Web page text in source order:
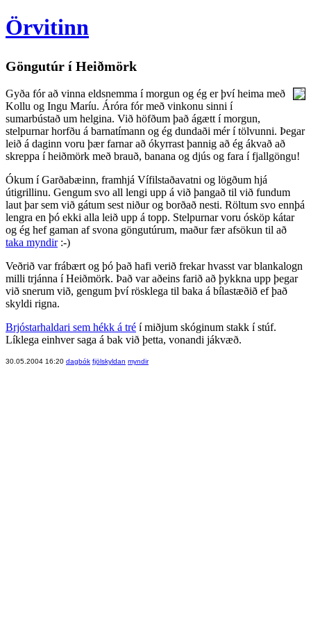
Örvitinn
Göngutúr í Heiðmörk
Gyða fór að vinna eldsnemma í morgun og ég er því heima með
Kollu og Ingu Maríu. Áróra fór með vinkonu sinni í
sumarbústað um helgina. Við höfðum það ágætt í morgun,
stelpurnar horfðu á barnatímann og ég dundaði mér í tölvunni. Þegar
leið á daginn voru þær farnar að ókyrrast þannig að ég ákvað að
skreppa í heiðmörk með brauð, banana og djús og fara í fjallgöngu!
Ókum í Garðabæinn, framhjá Vífilstaðavatni og lögðum hjá
útigrillinu. Gengum svo all lengi upp á við þangað til við fundum
laut þar sem við gátum sest niður og borðað nesti. Röltum svo ennþá
lengra en þó ekki alla leið upp á topp. Stelpurnar voru ósköp kátar
og ég hef gaman af svona göngutúrum, maður fær afsökun til að
taka myndir:-)
Veðrið var frábært og þó það hafi verið frekar hvasst var blankalogn
milli trjánna í Heiðmörk. Það var aðeins farið að þykkna upp þegar
við snerum við, gengum því rösklega til baka á bílastæðið ef það
skyldi rigna.
Brjóstarhaldari sem hékk á tré í miðjum skóginum stakk í stúf.
Líklega einhver saga á bak við þetta, vonandi jákvæð.
30.05.2004 16:20 dagbók fjölskyldan myndir